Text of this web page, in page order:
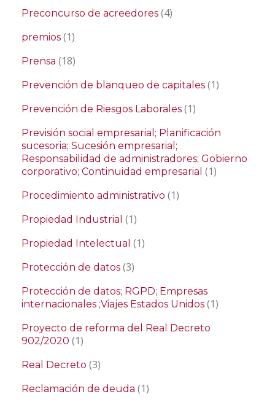
Preconcurso de acreedores (4)
premios (1)
Prensa (18)
Prevención de blanqueo de capitales (1)
Prevención de Riesgos Laborales (1)
Previsión social empresarial; Planificación
sucesoria; Sucesión empresarial;
Responsabilidad de administradores; Gobierno
corporativo; Continuidad empresarial (1)
Procedimiento administrativo (1)
Propiedad Industrial (1)
Propiedad Intelectual (1)
Protección de datos (3)
Protección de datos; RGPD; Empresas
internacionales ;Viajes Estados Unidos (1)
Proyecto de reforma del Real Decreto
902/2020 (1)
Real Decreto (3)
Reclamación de deuda (1)